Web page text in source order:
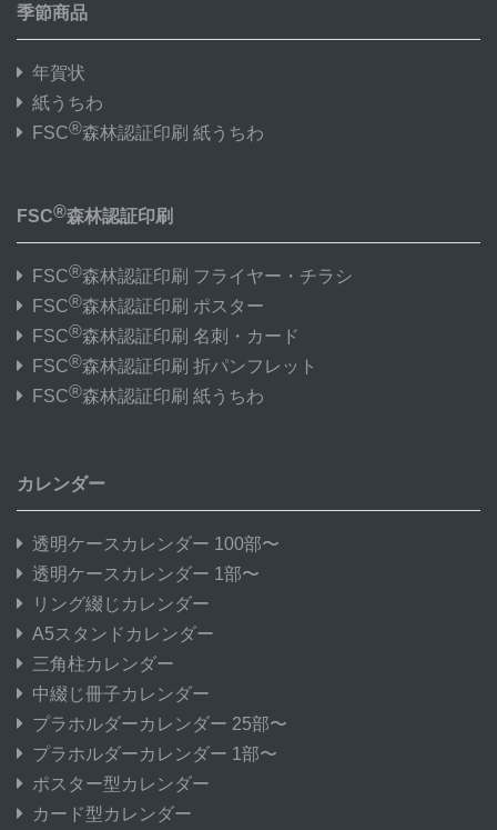
季節商品
年賀状
紙うちわ
FSC®森林認証印刷 紙うちわ
FSC®森林認証印刷
FSC®森林認証印刷 フライヤー・チラシ
FSC®森林認証印刷 ポスター
FSC®森林認証印刷 名刺・カード
FSC®森林認証印刷 折パンフレット
FSC®森林認証印刷 紙うちわ
カレンダー
透明ケースカレンダー 100部〜
透明ケースカレンダー 1部〜
リング綴じカレンダー
A5スタンドカレンダー
三角柱カレンダー
中綴じ冊子カレンダー
プラホルダーカレンダー 25部〜
プラホルダーカレンダー 1部〜
ポスター型カレンダー
カード型カレンダー